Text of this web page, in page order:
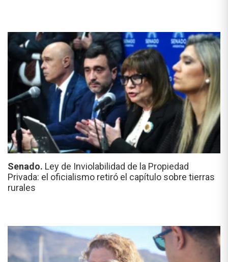
Senado. Ley de Inviolabilidad de la Propiedad
Privada: el oficialismo retiró el capítulo sobre tierras
rurales